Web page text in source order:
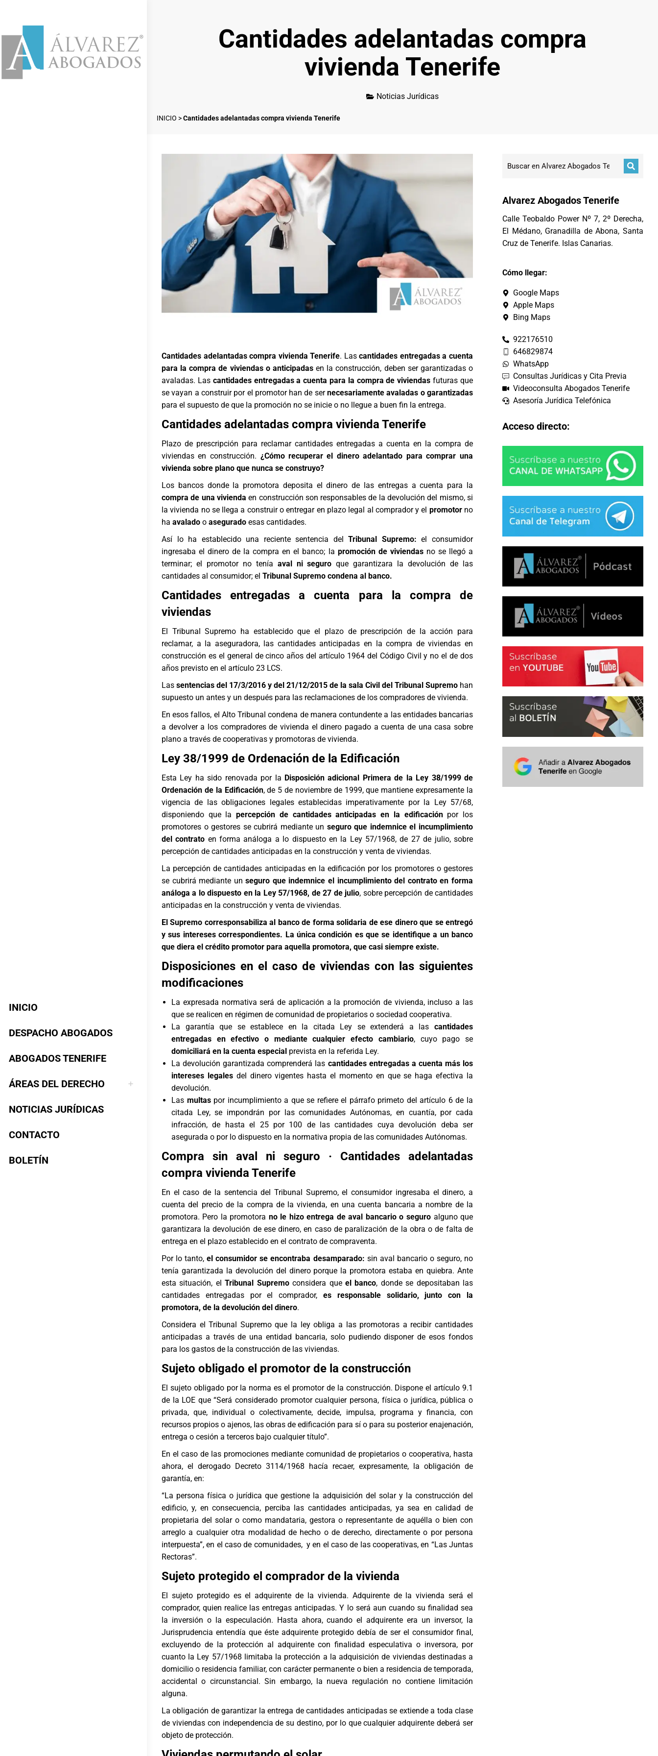
INICIO
DESPACHO ABOGADOS
ABOGADOS TENERIFE
ÁREAS DEL DERECHO
NOTICIAS JURÍDICAS
CONTACTO
BOLETÍN
Cantidades adelantadas compra
vivienda Tenerife
Noticias Jurídicas
INICIO >Cantidades adelantadas compra vivienda Tenerife
Cantidades adelantadas compra vivienda Tenerife. Lascantidades entregadas a cuenta
para la compra de viviendas o anticipadasen la construcción, deben ser garantizadas o
avaladas. Las cantidades entregadas a cuenta para la compra de viviendas futuras que
se vayan a construir por el promotor han de sernecesariamente avaladas o garantizadas
para el supuesto de que la promoción no se inicie o no llegue a buen fin la entrega.
Cantidades adelantadas compra vivienda Tenerife
Plazo de prescripción para reclamar cantidades entregadas a cuenta en la compra de
viviendas en construcción. ¿Cómo recuperar el dinero adelantado para comprar una
vivienda sobre plano que nunca se construyo?
Los bancos donde la promotora deposita el dinero de las entregas a cuenta para la
compra de una vivienda en construcción son responsables de la devolución del mismo, si
la vivienda no se llega a construir o entregar en plazo legal al comprador y el promotorno
ha avalado o asegurado esas cantidades.
Así lo ha establecido una reciente sentencia delTribunal Supremo:el consumidor
ingresaba el dinero de la compra en el banco; la promoción de viviendasno se llegó a
terminar; el promotor no tenía aval ni seguro que garantizara la devolución de las
cantidades al consumidor; el Tribunal Supremo condena al banco.
Cantidades entregadas a cuenta para la compra de
viviendas
El Tribunal Supremo ha establecido que el plazo de prescripción de la acción para
reclamar, a la aseguradora, las cantidades anticipadas en la compra de viviendas en
construcción es el general de cinco años del artículo 1964 del Código Civil y no el de dos
años previsto en el artículo 23 LCS.
Las sentencias del 17/3/2016 y del 21/12/2015 de la sala Civil del Tribunal Supremo han
supuesto un antes y un después para las reclamaciones de los compradores de vivienda.
En esos fallos, el Alto Tribunal condena de manera contundente a las entidades bancarias
a devolver a los compradores de vivienda el dinero pagado a cuenta de una casa sobre
plano a través de cooperativas y promotoras de vivienda.
Ley 38/1999 de Ordenación de la Edificación
Esta Ley ha sido renovada por la Disposición adicional Primera de la Ley 38/1999 de
Ordenación de la Edificación, de 5 de noviembre de 1999, que mantiene expresamente la
vigencia de las obligaciones legales establecidas imperativamente por la Ley 57/68,
disponiendo que lapercepción de cantidades anticipadas en la edificación por los
promotores o gestores se cubrirá mediante un seguro que indemnice el incumplimiento
del contrato en forma análoga a lo dispuesto en la Ley 57/1968, de 27 de julio, sobre
percepción de cantidades anticipadas en la construcción y venta de viviendas.
La percepción de cantidades anticipadas en la edificación por los promotores o gestores
se cubrirá mediante unseguro que indemnice el incumplimiento del contrato en forma
análoga a lo dispuesto en la Ley 57/1968, de 27 de julio, sobre percepción de cantidades
anticipadas en la construcción y venta de viviendas.
El Supremo corresponsabiliza al banco de forma solidaria de ese dinero que se entregó
y sus intereses correspondientes. La única condición es que se identifique a un banco
que diera el crédito promotor para aquella promotora, que casi siempre existe.
Disposiciones en el caso de viviendas con las siguientes
modificaciones
La expresada normativa será de aplicación a la promoción de vivienda, incluso a las
que se realicen en régimen de comunidad de propietarios o sociedad cooperativa.
La garantía que se establece en la citada Ley se extenderá a las cantidades
entregadas en efectivo o mediante cualquier efecto cambiario, cuyo pago se
domiciliará en la cuenta especial prevista en la referida Ley.
La devolución garantizada comprenderá las cantidades entregadas a cuenta más los
intereses legales del dinero vigentes hasta el momento en que se haga efectiva la
devolución.
Las multaspor incumplimiento a que se refiere el párrafo primeto del artículo 6 de la
citada Ley, se impondrán por las comunidades Autónomas, en cuantía, por cada
infracción, de hasta el 25 por 100 de las cantidades cuya devolución deba ser
asegurada o por lo dispuesto en la normativa propia de las comunidades Autónomas.
Compra sin aval ni seguro · Cantidades adelantadas
compra vivienda Tenerife
En el caso de la sentencia del Tribunal Supremo, el consumidor ingresaba el dinero, a
cuenta del precio de la compra de la vivienda, en una cuenta bancaria a nombre de la
promotora. Pero la promotora no le hizo entrega de aval bancario o seguro alguno que
garantizara la devolución de ese dinero, en caso de paralización de la obra o de falta de
entrega en el plazo establecido en el contrato de compraventa.
Por lo tanto,el consumidor se encontraba desamparado: sin aval bancario o seguro, no
tenía garantizada la devolución del dinero porque la promotora estaba en quiebra. Ante
esta situación, elTribunal Supremoconsidera que el banco, donde se depositaban las
cantidades entregadas por el comprador, es responsable solidario, junto con la
promotora, de la devolución del dinero.
Considera el Tribunal Supremo que la ley obliga a las promotoras a recibir cantidades
anticipadas a través de una entidad bancaria, solo pudiendo disponer de esos fondos
para los gastos de la construcción de las viviendas.
Sujeto obligado el promotor de la construcción
El sujeto obligado por la norma es el promotor de la construcción. Dispone el artículo 9.1
de la LOE que “Será considerado promotor cualquier persona, física o jurídica, pública o
privada, que, individual o colectivamente, decide, impulsa, programa y financia, con
recursos propios o ajenos, las obras de edificación para sí o para su posterior enajenación,
entrega o cesión a terceros bajo cualquier título”.
En el caso de las promociones mediante comunidad de propietarios o cooperativa, hasta
ahora, el derogado Decreto 3114/1968 hacía recaer, expresamente, la obligación de
garantía, en:
“La persona física o jurídica que gestione la adquisición del solar y la construcción del
edificio, y, en consecuencia, perciba las cantidades anticipadas, ya sea en calidad de
propietaria del solar o como mandataria, gestora o representante de aquélla o bien con
arreglo a cualquier otra modalidad de hecho o de derecho, directamente o por persona
interpuesta”, en el caso de comunidades, y en el caso de las cooperativas, en “Las Juntas
Rectoras”.
Sujeto protegido el comprador de la vivienda
El sujeto protegido es el adquirente de la vivienda. Adquirente de la vivienda será el
comprador, quien realice las entregas anticipadas. Y lo será aun cuando su finalidad sea
la inversión o la especulación. Hasta ahora, cuando el adquirente era un inversor, la
Jurisprudencia entendía que éste adquirente protegido debía de ser el consumidor final,
excluyendo de la protección al adquirente con finalidad especulativa o inversora, por
cuanto la Ley 57/1968 limitaba la protección a la adquisición de viviendas destinadas a
domicilio o residencia familiar, con carácter permanente o bien a residencia de temporada,
accidental o circunstancial. Sin embargo, la nueva regulación no contiene limitación
alguna.
La obligación de garantizar la entrega de cantidades anticipadas se extiende a toda clase
de viviendas con independencia de su destino, por lo que cualquier adquirente deberá ser
objeto de protección.
Alvarez Abogados Tenerife
Calle Teobaldo Power Nº 7, 2º Derecha,
El Médano, Granadilla de Abona, Santa
Cruz de Tenerife. Islas Canarias.
Cómo llegar:
Google Maps
Apple Maps
Bing Maps
922176510
646829874
WhatsApp
Consultas Jurídicas y Cita Previa
Videoconsulta Abogados Tenerife
Asesoría Jurídica Telefónica
Acceso directo: